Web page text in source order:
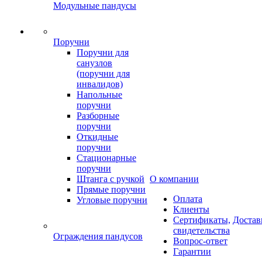
Модульные пандусы
Поручни
Поручни для
санузлов
(поручни для
инвалидов)
Напольные
поручни
Разборные
поручни
Откидные
поручни
Стационарные
поручни
Штанга с ручкой
Прямые поручни
Угловые поручни
Ограждения пандусов
О компании
Оплата
Клиенты
Сертификаты,
свидетельства
Вопрос-ответ
Гарантии